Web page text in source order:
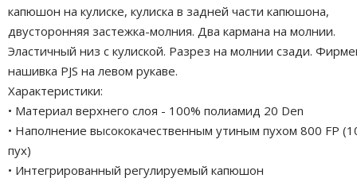
капюшон на кулиске, кулиска в задней части капюшона,
двусторонняя застежка-молния. Два кармана на молнии.
Эластичный низ с кулиской. Разрез на молнии сзади.
нашивка PJS на левом рукаве.
Характеристики:
• Материал верхнего слоя - 100% полиамид 20 Den
• Наполнение высококачественным утиным пухом 800 FP
пух)
• Интегрированный регулируемый капюшон